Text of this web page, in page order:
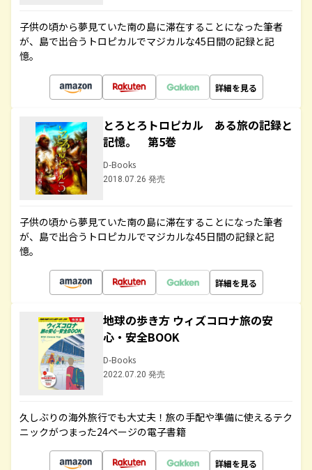
子供の頃から夢見ていた南の島に滞在することになった筆者
が、島で出合うトロピカルでマジカルな45日間の記録と記
憶。
詳細を見る
とろとろトロピカル ある旅の記録と
記憶。 第5巻
D-Books
2018.07.26 発売
子供の頃から夢見ていた南の島に滞在することになった筆者
が、島で出合うトロピカルでマジカルな45日間の記録と記
憶。
詳細を見る
地球の歩き方 ウィズコロナ旅の安
心・安全BOOK
D-Books
2022.07.20 発売
久しぶりの海外旅行でも大丈夫！旅の手配や準備に使えるテク
ニックがつまった24ページの電子書籍
詳細を見る